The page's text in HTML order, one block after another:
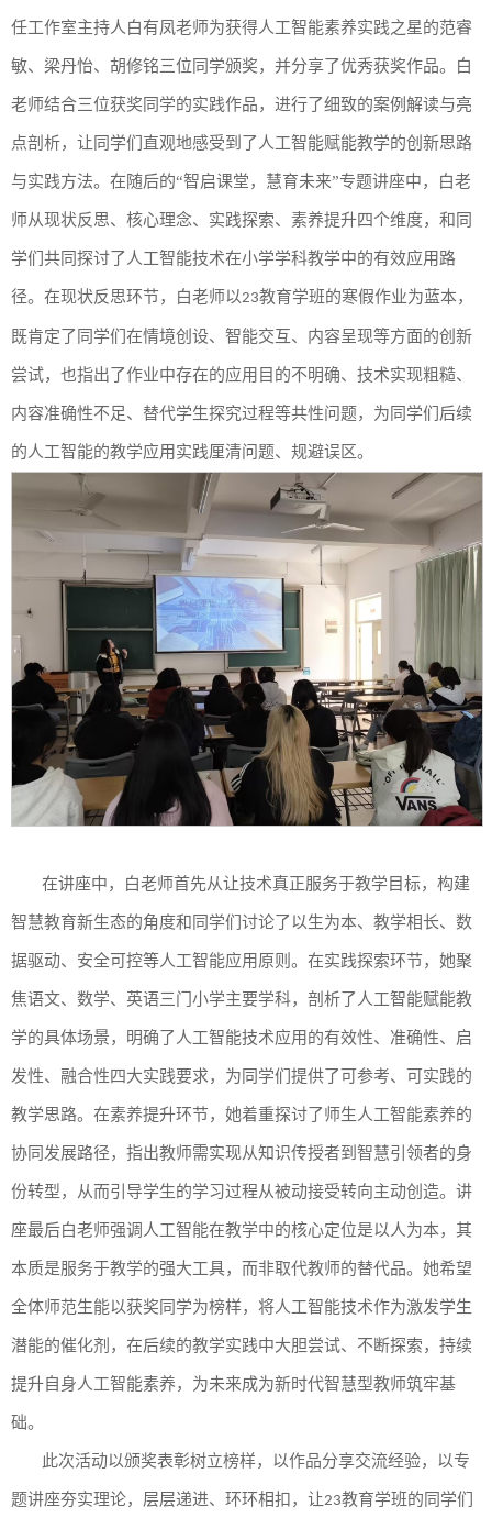
任工作室主持人白有凤老师为获得人工智能素养实践之星的范睿
敏、梁丹怡、胡修铭三位同学颁奖，并分享了优秀获奖作品。 白
老师结合三位获奖同学的实践作品，进行了细致的案例解读与亮
点剖析，让同学们 直观地感受到了人工智能赋能教学的创新思路
与实践方法。 在随后的“智启课堂，慧育未来”专题讲座中， 白老
师从现状反思、核心理念、实践探索、素养提升四个维度， 和 同
学们共同探讨了人工智能技术在小学学科教学中的有效应用路
径。 在现状反思环节， 白老师以23教育学班的寒假作业为蓝本，
既肯定了同学们在情境创设、智能交互、内容呈现等方面的创新
尝试，也指出了作业中存在的应用目的不明确、技术实现粗糙、
内容准确性不足、替代学生探究过程等共性问题，为 同学们 后续
的人工智能的教学应用实践厘清问题、规避误区。
在讲座中， 白老师首先从让技术真正服务于教学目标，构建
智慧教育新生态的角度和同学们讨论了以生为本、教学相长、数
据驱动、安全可控等人工智能应用原则 。 在实践探索环节，她聚
焦语文、数学、英语三门 小学主要学科，剖析 了人工智能赋能教
学的具体场景， 明确了人工智能技术应用的有效性、准确性、启
发性、融合性四大实践要求， 为 同学们 提供了可参考、可实践的
教学思路。在素养提升环节，她着重探讨了师生人工智能素养的
协同发展路径，指出教师需实现从知识传授者到智慧引领者的身
份转型， 从而引导学生的学习过程从被动接受转向主动创造。 讲
座最后白老师强调人工智能在教学中的核心定位是以人为本，其
本质是服务于教学的强大工具，而非取代教师的替代品。她希望
全体师范生能以获奖同学为榜样，将人工智能技术作为激发学生
潜能的催化剂，在后续的教学实践中大胆尝试、不断探索，持续
提升自身人工智能素养，为未来成为新时代智慧型教师筑牢基
础。
此次活动以颁奖表彰树立榜样，以作品分享交流经验，以专
题讲座夯实理论，层层递进、环环相扣，让23教育学班的 同学们